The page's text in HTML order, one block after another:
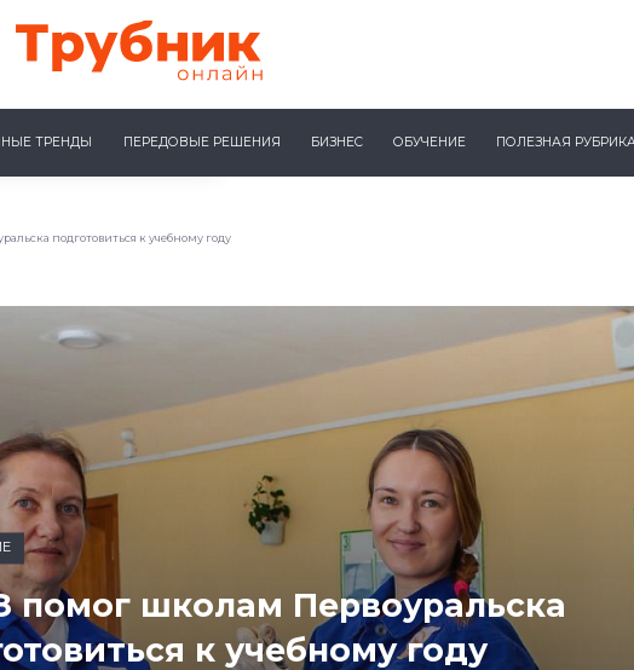
ТРЕНДЫ ПЕРЕДОВЫЕ РЕШЕНИЯ БИЗНЕС ОБУЧЕНИЕ ПОЛЕЗНАЯ РУБРИКА
подготовиться к учебному году
помог школам Первоуральска
к учебному году